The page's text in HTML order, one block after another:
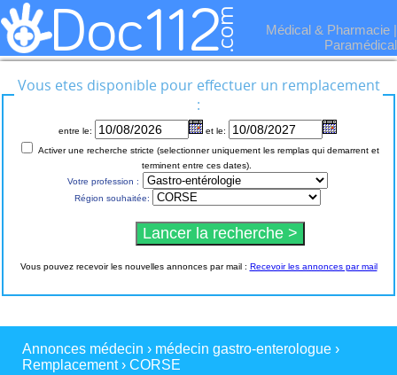
Médical & Pharmacie |
Paramédical
Vous etes disponible pour effectuer un remplacement
:
entre le:
et le:
terminent entre ces dates).
Votre profession :
Région souhaitée:
Vous pouvez recevoir les nouvelles annonces par mail : Recevoir les annonces par mail
Annonces médecin › médecin gastro-enterologue ›
Remplacement › CORSE